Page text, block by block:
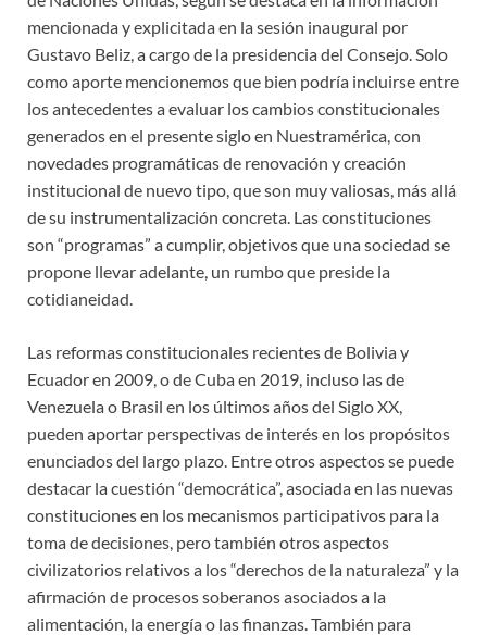
mencionada y explicitada en la sesión inaugural por
Gustavo Beliz, a cargo de la presidencia del Consejo. Solo
como aporte mencionemos que bien podría incluirse entre
los antecedentes a evaluar los cambios constitucionales
generados en el presente siglo en Nuestramérica, con
novedades programáticas de renovación y creación
institucional de nuevo tipo, que son muy valiosas, más allá
de su instrumentalización concreta. Las constituciones
son “programas” a cumplir, objetivos que una sociedad se
propone llevar adelante, un rumbo que preside la
cotidianeidad.
Las reformas constitucionales recientes de Bolivia y
Ecuador en 2009, o de Cuba en 2019, incluso las de
Venezuela o Brasil en los últimos años del Siglo XX,
pueden aportar perspectivas de interés en los propósitos
enunciados del largo plazo. Entre otros aspectos se puede
destacar la cuestión “democrática”, asociada en las nuevas
constituciones en los mecanismos participativos para la
toma de decisiones, pero también otros aspectos
civilizatorios relativos a los “derechos de la naturaleza” y la
afirmación de procesos soberanos asociados a la
alimentación, la energía o las finanzas. También para